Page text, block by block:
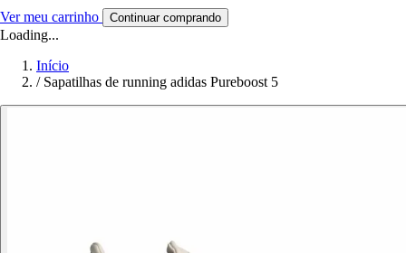
Ver meu carrinho Continuar comprando
Loading...
Início
/ Sapatilhas de running adidas Pureboost 5